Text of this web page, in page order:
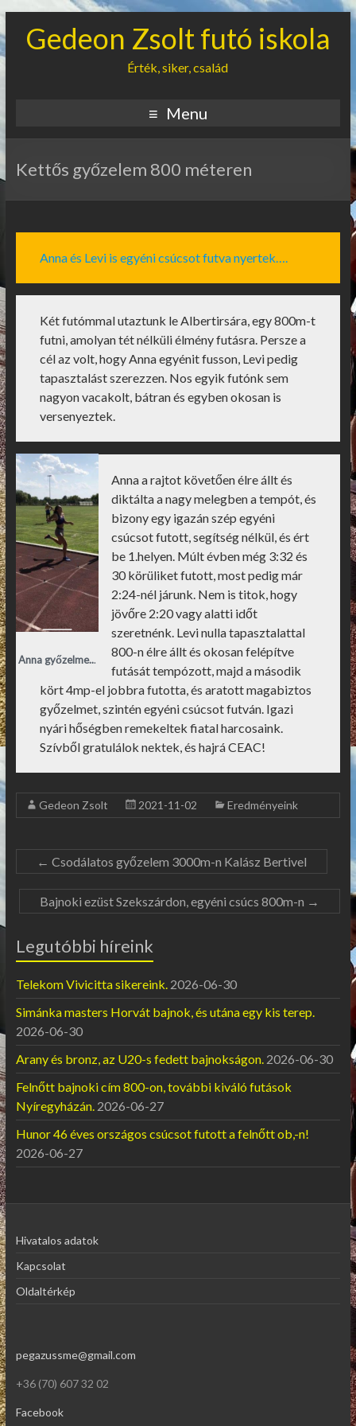
Gedeon Zsolt futó iskola
Érték, siker, család
Menu
Kettős győzelem 800 méteren
Anna és Levi is egyéni csúcsot futva nyertek….
Két futómmal utaztunk le Albertirsára, egy 800m-t
futni, amolyan tét nélküli élmény futásra. Persze a
cél az volt, hogy Anna egyénit fusson, Levi pedig
tapasztalást szerezzen. Nos egyik futónk sem
nagyon vacakolt, bátran és egyben okosan is
versenyeztek.
Anna győzelme...
Anna a rajtot követően élre állt és
diktálta a nagy melegben a tempót, és
bizony egy igazán szép egyéni
csúcsot futott, segítség nélkül, és ért
be 1.helyen. Múlt évben még 3:32 és
30 körüliket futott, most pedig már
2:24-nél járunk. Nem is titok, hogy
jövőre 2:20 vagy alatti időt
szeretnénk. Levi nulla tapasztalattal
800-n élre állt és okosan felépítve
futását tempózott, majd a második
kört 4mp-el jobbra futotta, és aratott magabiztos
győzelmet, szintén egyéni csúcsot futván. Igazi
nyári hőségben remekeltek fiatal harcosaink.
Szívből gratulálok nektek, és hajrá CEAC!
Gedeon Zsolt 2021-11-02 Eredményeink
← Csodálatos győzelem 3000m-n Kalász Bertivel
Bajnoki ezüst Szekszárdon, egyéni csúcs 800m-n →
Legutóbbi híreink
Telekom Vivicitta sikereink. 2026-06-30
Simánka masters Horvát bajnok, és utána egy kis terep.
2026-06-30
Arany és bronz, az U20-s fedett bajnokságon. 2026-06-30
Felnőtt bajnoki cím 800-on, további kiváló futások
Nyíregyházán. 2026-06-27
Hunor 46 éves országos csúcsot futott a felnőtt ob,-n!
2026-06-27
Hivatalos adatok
Kapcsolat
Oldaltérkép
pegazussme@gmail.com
+36 (70) 607 32 02
Facebook